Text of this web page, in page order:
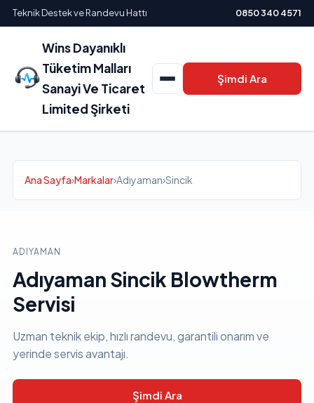
Teknik Destek ve Randevu Hattı 0850 340 4571
Wins Dayanıklı
Tüketim Malları
Sanayi Ve Ticaret
Limited Şirketi
Şimdi Ara
Ana Sayfa›Markalar›Adıyaman›Sincik
ADIYAMAN
Adıyaman Sincik Blowtherm
Servisi
Uzman teknik ekip, hızlı randevu, garantili onarım ve
yerinde servis avantajı.
Şimdi Ara